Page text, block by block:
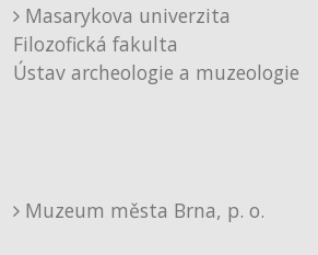
Masarykova univerzita
Filozofická fakulta
Ústav archeologie a muzeologie
Muzeum města Brna, p. o.